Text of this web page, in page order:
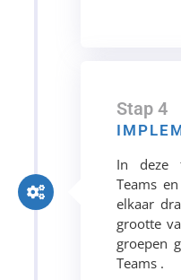
Stap 4
In deze
Teams
elkaar
grootte
groepen
Teams .